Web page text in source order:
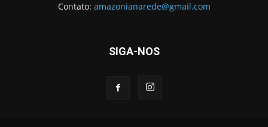
Contato: amazonianarede@gmail.com
SIGA-NOS